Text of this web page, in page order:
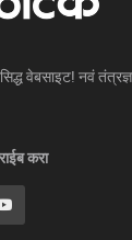
वेबसाइट! नवं
करा